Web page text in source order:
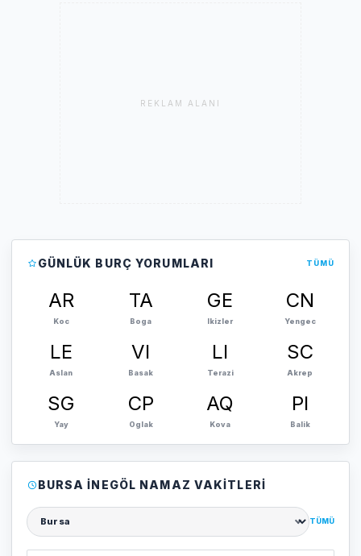
REKLAM ALANI
GÜNLÜK BURÇ YORUMLARI TÜMÜ
AR
Koc
TA
Boga
GE
Ikizler
CN
Yengec
LE
Aslan
VI
Basak
LI
Terazi
SC
Akrep
SG
Yay
CP
Oglak
AQ
Kova
PI
Balik
BURSA İNEGÖL NAMAZ VAKITLERI
Şehir seçin
TÜMÜ